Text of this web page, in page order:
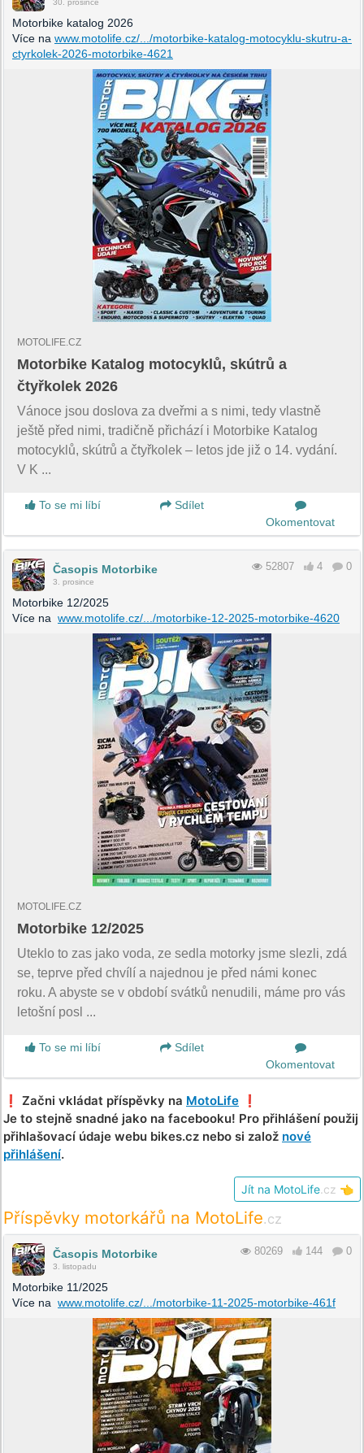
30. prosince
Motorbike katalog 2026
Více na www.motolife.cz/.../motorbike-katalog-motocyklu-skutru-a-
ctyrkolek-2026-motorbike-4621
MOTOLIFE.CZ
Motorbike Katalog motocyklů, skútrů a
čtyřkolek 2026
Vánoce jsou doslova za dveřmi a s nimi, tedy vlastně
ještě před nimi, tradičně přichází i Motorbike Katalog
motocyklů, skútrů a čtyřkolek – letos jde již o 14. vydání.
V K ...
To se mi líbí
Sdílet
Okomentovat
Časopis Motorbike
3. prosince
52807 4 0
Motorbike 12/2025
Více na www.motolife.cz/.../motorbike-12-2025-motorbike-4620
MOTOLIFE.CZ
Motorbike 12/2025
Uteklo to zas jako voda, ze sedla motorky jsme slezli, zdá
se, teprve před chvílí a najednou je před námi konec
roku. A abyste se v období svátků nenudili, máme pro vás
letošní posl ...
To se mi líbí
Sdílet
Okomentovat
❗️ Začni vkládat příspěvky na MotoLife ❗️
Je to stejně snadné jako na facebooku! Pro přihlášení použij
přihlašovací údaje webu bikes.cz nebo si založ nové
přihlášení.
Jít na MotoLife .cz 👈
Příspěvky motorkářů na MotoLife.cz
Časopis Motorbike
3. listopadu
80269 144 0
Motorbike 11/2025
Více na www.motolife.cz/.../motorbike-11-2025-motorbike-461f